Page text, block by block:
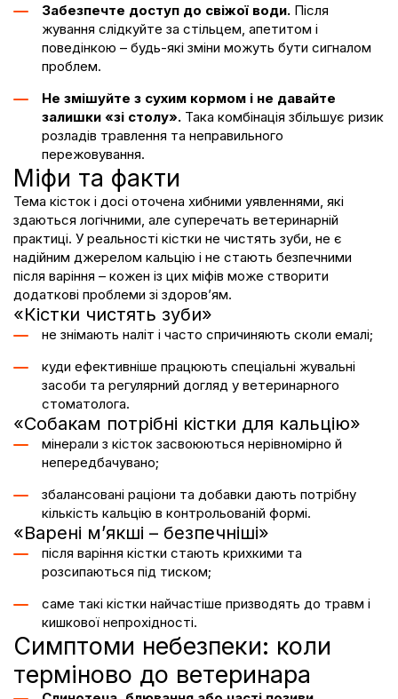
Забезпечте доступ до свіжої води. Після
жування слідкуйте за стільцем, апетитом і
поведінкою – будь-які зміни можуть бути сигналом
проблем.
Не змішуйте з сухим кормом і не давайте
залишки «зі столу». Така комбінація збільшує ризик
розладів травлення та неправильного
пережовування.
Міфи та факти
Тема кісток і досі оточена хибними уявленнями, які
здаються логічними, але суперечать ветеринарній
практиці. У реальності кістки не чистять зуби, не є
надійним джерелом кальцію і не стають безпечними
після варіння – кожен із цих міфів може створити
додаткові проблеми зі здоров’ям.
«Кістки чистять зуби»
не знімають наліт і часто спричиняють сколи емалі;
куди ефективніше працюють спеціальні жувальні
засоби та регулярний догляд у ветеринарного
стоматолога.
«Собакам потрібні кістки для кальцію»
мінерали з кісток засвоюються нерівномірно й
непередбачувано;
збалансовані раціони та добавки дають потрібну
кількість кальцію в контрольованій формі.
«Варені м’якші – безпечніші»
після варіння кістки стають крихкими та
розсипаються під тиском;
саме такі кістки найчастіше призводять до травм і
кишкової непрохідності.
Симптоми небезпеки: коли
терміново до ветеринара